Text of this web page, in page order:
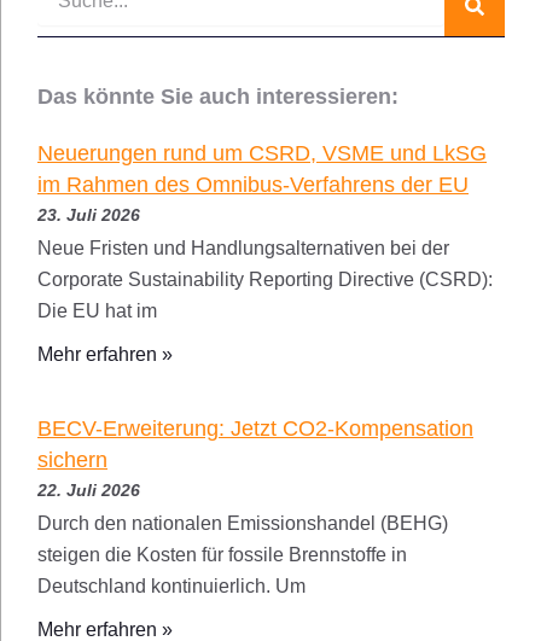
Das könnte Sie auch interessieren:
Neuerungen rund um CSRD, VSME und LkSG
im Rahmen des Omnibus-Verfahrens der EU
23. Juli 2026
Neue Fristen und Handlungsalternativen bei der
Corporate Sustainability Reporting Directive (CSRD):
Die EU hat im
Mehr erfahren »
BECV-Erweiterung: Jetzt CO2-Kompensation
sichern
22. Juli 2026
Durch den nationalen Emissionshandel (BEHG)
steigen die Kosten für fossile Brennstoffe in
Deutschland kontinuierlich. Um
Mehr erfahren »